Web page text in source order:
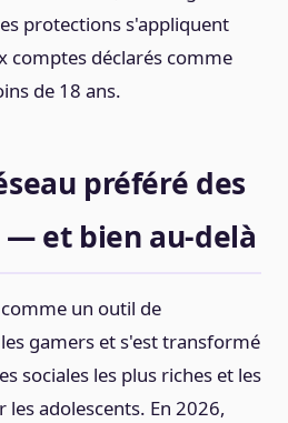
protections s'appliquent
comptes déclarés comme
de 18 ans.
préféré des
— et bien au-delà
un outil de
gamers et s'est transformé
sociales les plus riches et les
adolescents. En 2026,